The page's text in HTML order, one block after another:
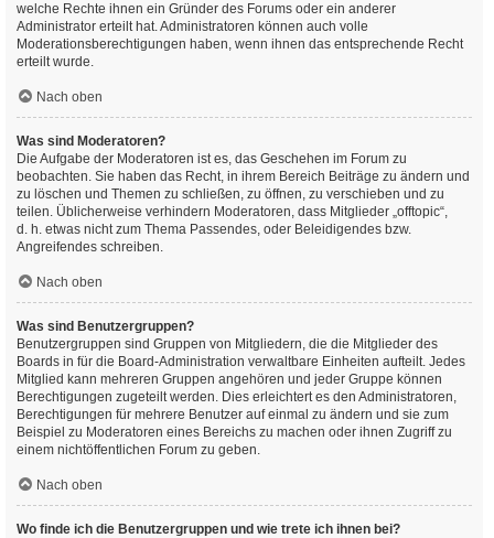
welche Rechte ihnen ein Gründer des Forums oder ein anderer
Administrator erteilt hat. Administratoren können auch volle
Moderationsberechtigungen haben, wenn ihnen das entsprechende Recht
erteilt wurde.
Nach oben
Was sind Moderatoren?
Die Aufgabe der Moderatoren ist es, das Geschehen im Forum zu
beobachten. Sie haben das Recht, in ihrem Bereich Beiträge zu ändern und
zu löschen und Themen zu schließen, zu öffnen, zu verschieben und zu
teilen. Üblicherweise verhindern Moderatoren, dass Mitglieder „offtopic“,
d. h. etwas nicht zum Thema Passendes, oder Beleidigendes bzw.
Angreifendes schreiben.
Nach oben
Was sind Benutzergruppen?
Benutzergruppen sind Gruppen von Mitgliedern, die die Mitglieder des
Boards in für die Board-Administration verwaltbare Einheiten aufteilt. Jedes
Mitglied kann mehreren Gruppen angehören und jeder Gruppe können
Berechtigungen zugeteilt werden. Dies erleichtert es den Administratoren,
Berechtigungen für mehrere Benutzer auf einmal zu ändern und sie zum
Beispiel zu Moderatoren eines Bereichs zu machen oder ihnen Zugriff zu
einem nichtöffentlichen Forum zu geben.
Nach oben
Wo finde ich die Benutzergruppen und wie trete ich ihnen bei?